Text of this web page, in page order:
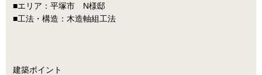
■エリア：平塚市 N様邸
■工法・構造：木造軸組工法
建築ポイント